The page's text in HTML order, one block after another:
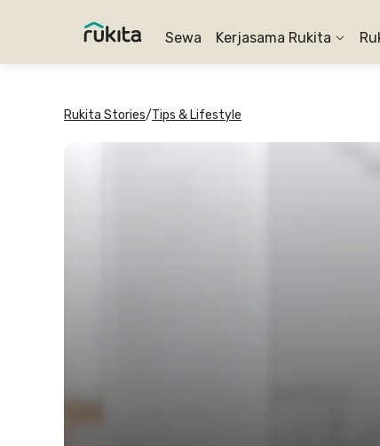
Sewa Kerjasama Rukita
Rukita Stories/Tips & Lifestyle